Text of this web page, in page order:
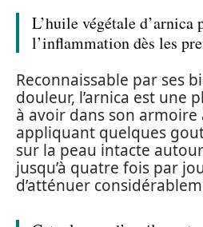
L’huile végétale d’arnica
l’inflammation dès les
Reconnaissable par ses
douleur, l’arnica est une
à avoir dans son armoire
appliquant quelques
sur la peau intacte
jusqu’à quatre fois par
d’atténuer